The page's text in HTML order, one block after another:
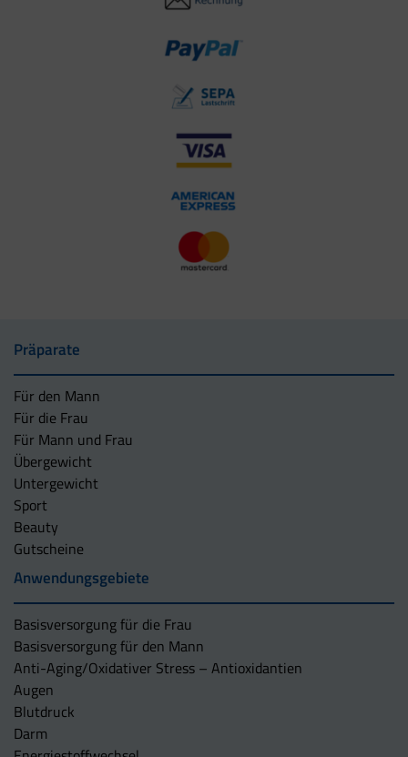
Präparate
Für den Mann
Für die Frau
Für Mann und Frau
Übergewicht
Untergewicht
Sport
Beauty
Gutscheine
Anwendungsgebiete
Basisversorgung für die Frau
Basisversorgung für den Mann
Anti-Aging/Oxidativer Stress – Antioxidantien
Augen
Blutdruck
Darm